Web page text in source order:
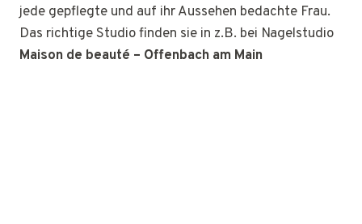
jede gepflegte und auf ihr Aussehen bedachte Frau.
Das richtige Studio finden sie in z.B. bei Nagelstudio
Maison de beauté – Offenbach am Main